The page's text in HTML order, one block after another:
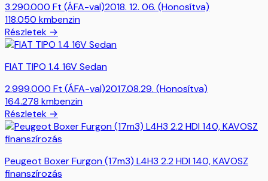
3.290.000 Ft (ÁFA-val)2018. 12. 06. (Honosítva)
118.050 kmbenzin
Részletek →
FIAT TIPO 1.4 16V Sedan
2.999.000 Ft (ÁFA-val)2017.08.29. (Honosítva)
164.278 kmbenzin
Részletek →
Peugeot Boxer Furgon (17m3) L4H3 2.2 HDI 140, KAVOSZ
finanszírozás